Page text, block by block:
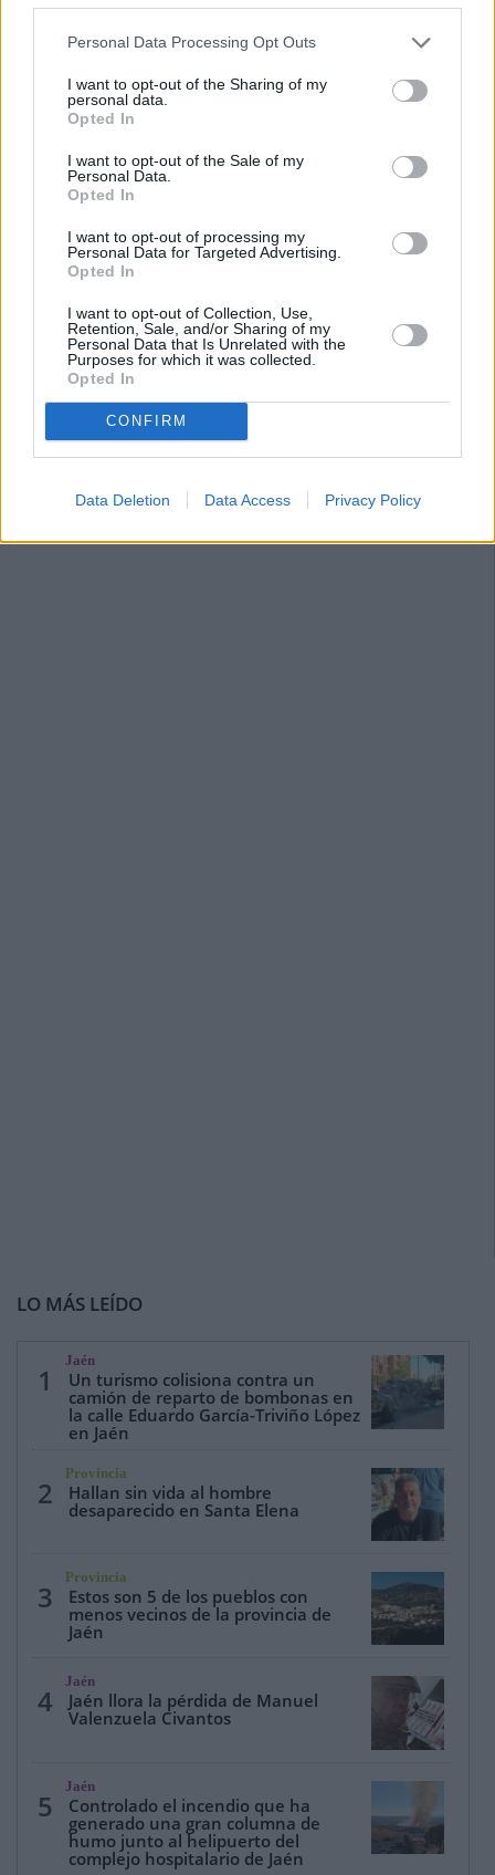
Personal Data Processing Opt Outs
I want to opt-out of the Sharing of my
personal data.
Opted In
I want to opt-out of the Sale of my
Personal Data.
Opted In
I want to opt-out of processing my
Personal Data for Targeted Advertising.
Opted In
I want to opt-out of Collection, Use,
Retention, Sale, and/or Sharing of my
Personal Data that Is Unrelated with the
Purposes for which it was collected.
Opted In
CONFIRM
Data Deletion Data Access Privacy Policy
seguro.
LO MÁS LEÍDO
1
Jaén
Un turismo colisiona contra un
camión de reparto de bombonas en
la calle Eduardo García-Triviño López
en Jaén
2
Provincia
Hallan sin vida al hombre
desaparecido en Santa Elena
3
Provincia
Estos son 5 de los pueblos con
menos vecinos de la provincia de
Jaén
4
Jaén
Jaén llora la pérdida de Manuel
Valenzuela Civantos
5
Jaén
Controlado el incendio que ha
generado una gran columna de
humo junto al helipuerto del
complejo hospitalario de Jaén